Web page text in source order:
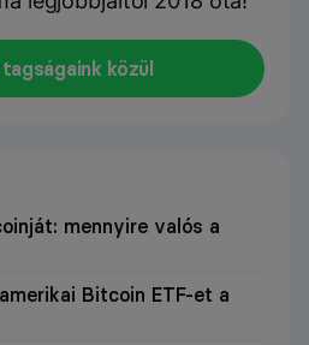
közül
mennyire valós a
Bitcoin ETF-et a